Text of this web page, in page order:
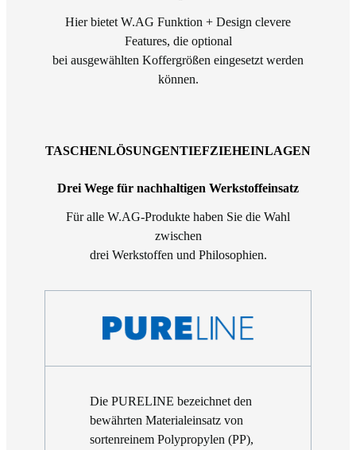
Hier bietet W.AG Funktion + Design clevere
Features, die optional
bei ausgewählten Koffergrößen eingesetzt werden
können.
TASCHENLÖSUNGENTIEFZIEHEINLAGEN
Drei Wege für nachhaltigen Werkstoffeinsatz
Für alle W.AG-Produkte haben Sie die Wahl
zwischen
drei Werkstoffen und Philosophien.
Die PURELINE bezeichnet den
bewährten Materialeinsatz von
sortenreinem Polypropylen (PP),